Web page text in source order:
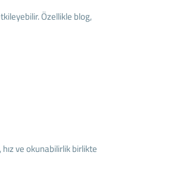
Özellikle blog,
ve okunabilirlik birlikte